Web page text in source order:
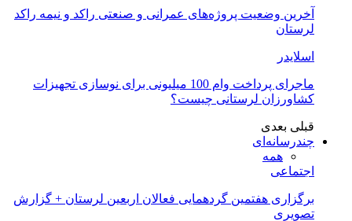
آخرین وضعیت پروژه‌های عمرانی و صنعتی راکد و نیمه راکد
لرستان
اسلایدر
ماجرای پرداخت وام 100 میلیونی برای نوسازی تجهیزات
کشاورزان لرستانی چیست؟
قبلی بعدی
چندرسانه‌ای
همه
اجتماعی
برگزاری هفتمین گردهمایی فعالان اربعین لرستان + گزارش
تصویری